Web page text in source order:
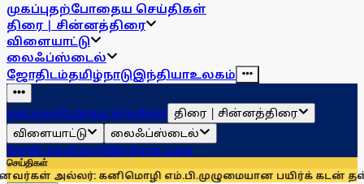
முகப்புதற்போதைய செய்திகள்
திரை | சின்னத்திரை
விளையாட்டு
லைஃப்ஸ்டைல்
ஜோதிடம்தமிழ்நாடுஇந்தியாஉலகம்
முகப்புதற்போதைய செய்திகள் திரை | சின்னத்திரை
விளையாட்டு
லைஃப்ஸ்டைல்
ஜோதிடம்தமிழ்நாடுஇந்தியாஉலகம்
செய்திகள்
கனிமொழி எம்.பி.முழுமையான பயிர்க் கடன்